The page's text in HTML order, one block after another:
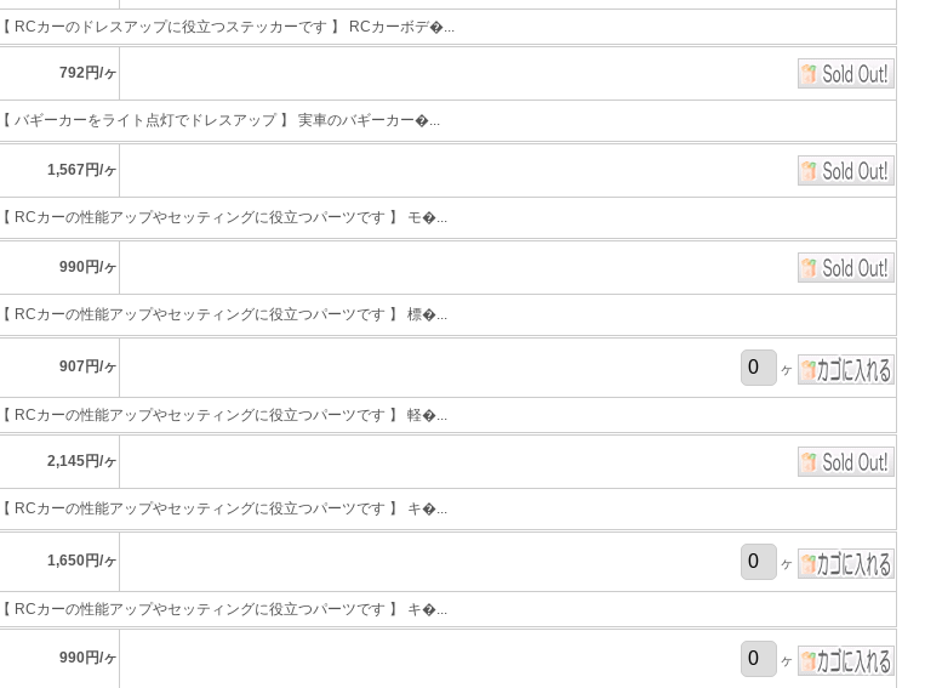
【 RCカーのドレスアップに役立つステッカーです 】 RCカーボデ�...
792円/ヶ
【 バギーカーをライト点灯でドレスアップ 】 実車のバギーカー�...
1,567円/ヶ
【 RCカーの性能アップやセッティングに役立つパーツです 】 モ�...
990円/ヶ
【 RCカーの性能アップやセッティングに役立つパーツです 】 標�...
907円/ヶ ヶ
【 RCカーの性能アップやセッティングに役立つパーツです 】 軽�...
2,145円/ヶ
【 RCカーの性能アップやセッティングに役立つパーツです 】 キ�...
1,650円/ヶ ヶ
【 RCカーの性能アップやセッティングに役立つパーツです 】 キ�...
990円/ヶ ヶ